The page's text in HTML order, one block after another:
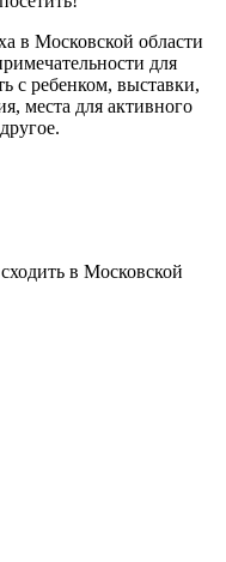
в Московской области
для
с ребенком, выставки,
места для активного
в Московской